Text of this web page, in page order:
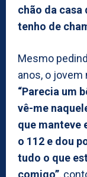
chão da casa
tenho de
Mesmo
anos, o jovem
“Parecia um
vê-me
que manteve
o 112 e dou
tudo o que
comigo”,